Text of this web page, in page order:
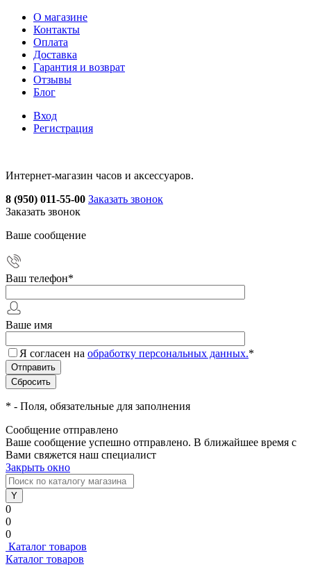
О магазине
Контакты
Оплата
Доставка
Гарантия и возврат
Отзывы
Блог
Вход
Регистрация
Интернет-магазин часов и аксессуаров.
8 (950) 011-55-00 Заказать звонок
Заказать звонок
Ваше сообщение
Ваш телефон*
Ваше имя
Я согласен на обработку персональных данных.*
* - Поля, обязательные для заполнения
Сообщение отправлено
Ваше сообщение успешно отправлено. В ближайшее время с
Вами свяжется наш специалист
Закрыть окно
0
0
0
Каталог товаров
Каталог товаров